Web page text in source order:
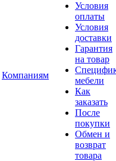
Компаниям
Условия
оплаты
Условия
доставки
Гарантия
на товар
мебели
Как
заказать
После
покупки
Обмен и
возврат
товара